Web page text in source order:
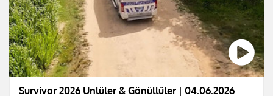
Survivor 2026 Ünlüler & Gönüllüler | 04.06.2026